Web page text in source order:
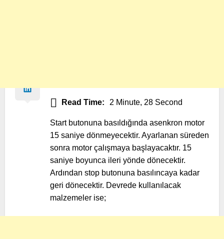
Read Time: 2 Minute, 28 Second
Start butonuna basıldığında asenkron motor
15 saniye dönmeyecektir. Ayarlanan süreden
sonra motor çalışmaya başlayacaktır. 15
saniye boyunca ileri yönde dönecektir.
Ardından stop butonuna basılıncaya kadar
geri dönecektir. Devrede kullanılacak
malzemeler ise;